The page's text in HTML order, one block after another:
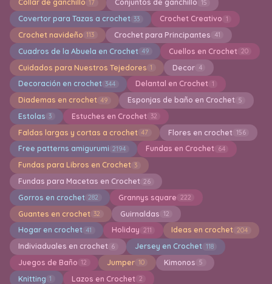
Collar de ganchillo 17 Conjuntos de ganchillo 15
Covertor para Tazas a crochet 33 Crochet Creativo 1
Crochet navideño 113 Crochet para Principantes 41
Cuadros de la Abuela en Crochet 49 Cuellos en Crochet 20
Cuidados para Nuestros Tejedores 1 Decor 4
Decoración en crochet 344 Delantal en Crochet 1
Diademas en crochet 49 Esponjas de baño en Crochet 5
Estolas 3 Estuches en Crochet 32
Faldas largas y cortas a crochet 47 Flores en crochet 156
Free patterns amigurumi 2194 Fundas en Crochet 64
Fundas para Libros en Crochet 3
Fundas para Macetas en Crochet 26
Gorros en crochet 282 Grannys square 222
Guantes en crochet 32 Guirnaldas 12
Hogar en crochet 41 Holiday 211 Ideas en crochet 204
Indiviaduales en crochet 6 Jersey en Crochet 118
Juegos de Baño 12 Jumper 10 Kimonos 5
Knitting 1 Lazos en Crochet 2